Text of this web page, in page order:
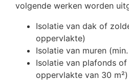
volgende werken worden
Isolatie van dak of
oppervlakte)
Isolatie van muren
Isolatie van plafonds of
oppervlakte van 30 m²)